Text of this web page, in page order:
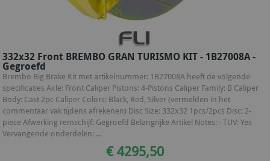
332x32 Front BREMBO GRAN TURISMO KIT - 1B27008A -
Gegroefd
Brembo Big Brake Kit met artikelnummer: 1B27008A heeft de volgende
specificaties Axle: Front Caliper Pistons: 4-Pistons Caliper Family: B Caliper
Body: Cast 2pc Caliper Colors: Black, Red, Silver (vermelden in het
commentaar vak tijdens afrekenen) Disc Size: 332x32 1pcs/2pcs Disc: 2-
piece Afwerking remschijf: Gegroefd Belangrijke Artikel Notes: - TUV: Yes
Vervangende onderdelen: ...
€ 4295,50